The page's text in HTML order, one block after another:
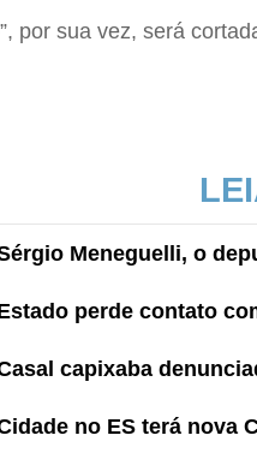
por sua vez, será
Meneguelli, o
perde contato
capixaba
no ES terá nova